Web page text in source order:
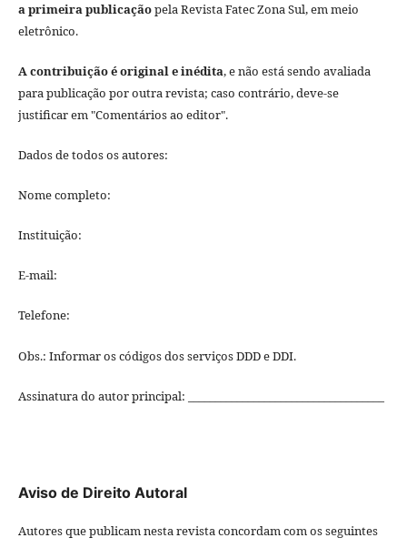
a primeira publicaçãopela Revista Fatec Zona Sul, em meio
eletrônico.
A contribuição é original e inédita, e não está sendo avaliada
para publicação por outra revista; caso contrário, deve-se
justificar em "Comentários ao editor".
Dados de todos os autores:
Nome completo:
Instituição:
E-mail:
Telefone:
Obs.: Informar os códigos dos serviços DDD e DDI.
Assinatura do autor principal: ____________________________________
Aviso de Direito Autoral
Autores que publicam nesta revista concordam com os seguintes